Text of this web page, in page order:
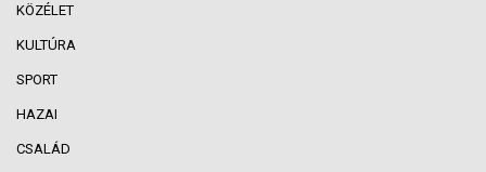
KÖZÉLET
KULTÚRA
SPORT
HAZAI
CSALÁD